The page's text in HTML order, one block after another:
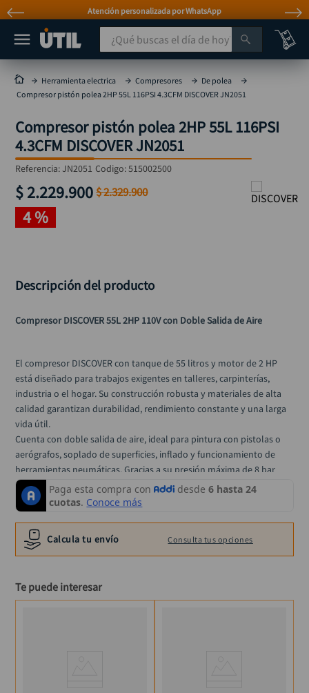
Atención personalizada por WhatsApp
¿Qué buscas el día de hoy?
Herramienta electrica Compresores
De polea
Compresor pistón polea 2HP 55L 116PSI 4.3CFM DISCOVER JN2051
Compresor pistón polea 2HP 55L 116PSI
4.3CFM DISCOVER JN2051
Referencia:JN2051 Codigo:515002500
$2.229.900 $2.329.900
4 %
Descripción del producto
Compresor DISCOVER 55L 2HP 110V con Doble Salida de Aire
El compresor DISCOVER con tanque de 55 litros y motor de 2 HP
está diseñado para trabajos exigentes en talleres, carpinterías,
industria o el hogar. Su construcción robusta y materiales de alta
calidad garantizan durabilidad, rendimiento constante y una larga
vida útil.
Cuenta con doble salida de aire, ideal para pintura con pistolas o
aerógrafos, soplado de superficies, inflado y funcionamiento de
herramientas neumáticas. Gracias a su presión máxima de 8 bar
(115 PSI) y su capacidad de 120 L/min (4,3 cfm), se adapta
perfectamente a tareas como petrolización en espacios reducidos,
limpieza profunda o acabados profesionales.
Su sistema de transporte fácil y peso equilibrado hacen que sea
cómodo de mover en cualquier entorno de trabajo.
Capacidad del tanque: 55 L
Calcula tu envío Consulta tus opciones
Te puede interesar
MÁS BUSCADOS
taladro
taladros pulidoras
compresor
llave
combo
ruteadora
rueda
hidrolavadora